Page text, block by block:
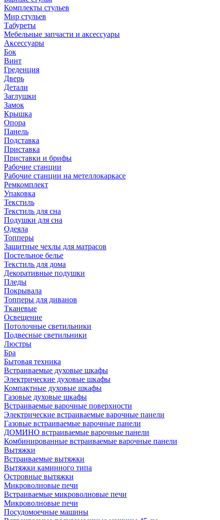
Комплекты стульев
Мир стульев
Табуреты
Мебельные запчасти и аксессуары
Аксессуары
Бок
Винт
Греденция
Дверь
Детали
Заглушки
Замок
Крышка
Опора
Панель
Подставка
Приставка
Приставки и брифы
Рабочие станции
Рабочие станции на метеллокаркасе
Ремкомплект
Упаковка
Текстиль
Текстиль для сна
Подушки для сна
Одеяла
Топперы
Защитные чехлы для матрасов
Постельное белье
Текстиль для дома
Декоративные подушки
Пледы
Покрывала
Топперы для диванов
Тканевые
Освещение
Потолочные светильники
Подвесные светильники
Люстры
Бра
Бытовая техника
Встраиваемые духовые шкафы
Электрические духовые шкафы
Компактные духовые шкафы
Газовые духовые шкафы
Встраиваемые варочные поверхности
Электрические встраиваемые варочные панели
Газовые встраиваемые варочные панели
ДОМИНО встраиваемые варочные панели
Комбинированные встраиваемые варочные панели
Вытяжки
Встраиваемые вытяжки
Вытяжки каминного типа
Островные вытяжки
Микроволновые печи
Встраиваемые микроволновые печи
Микроволновые печи
Посудомоечные машины